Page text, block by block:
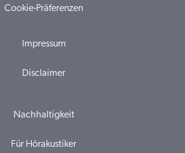
Cookie-Präferenzen
Impressum
Disclaimer
Nachhaltigkeit
Für Hörakustiker